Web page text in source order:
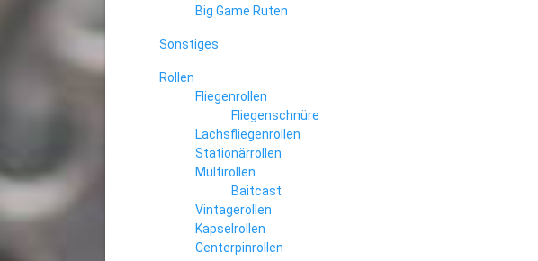
Big Game Ruten
Sonstiges
Rollen
Fliegenrollen
Fliegenschnüre
Lachsfliegenrollen
Stationärrollen
Multirollen
Baitcast
Vintagerollen
Kapselrollen
Centerpinrollen